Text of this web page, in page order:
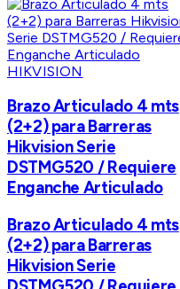
HIKVISION
Brazo Articulado 4 mts
(2+2) para Barreras
Hikvision Serie
DSTMG520 / Requiere
Enganche Articulado
Brazo Articulado 4 mts
(2+2) para Barreras
Hikvision Serie